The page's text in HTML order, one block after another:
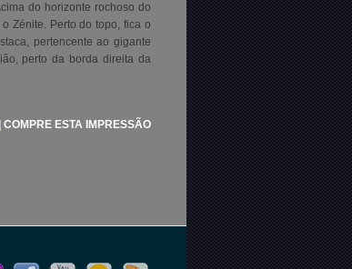
do horizonte rochoso do
Zénite. Perto do topo, fica o
pertencente ao gigante
perto da borda direita da
COMPRE ESTA IMPRESSÃO